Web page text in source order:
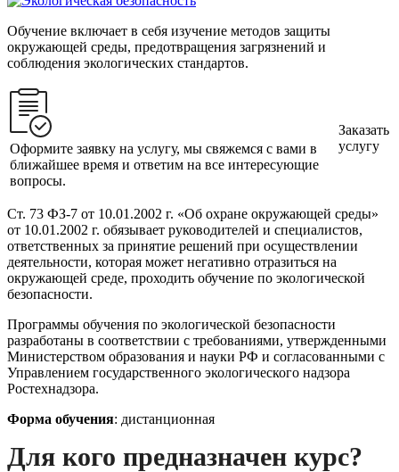
Обучение включает в себя изучение методов защиты
окружающей среды, предотвращения загрязнений и
соблюдения экологических стандартов.
Оформите заявку на услугу, мы свяжемся с вами в
ближайшее время и ответим на все интересующие
вопросы.
Заказать
услугу
Ст. 73 ФЗ-7 от 10.01.2002 г. «Об охране окружающей среды»
от 10.01.2002 г. обязывает руководителей и специалистов,
ответственных за принятие решений при осуществлении
деятельности, которая может негативно отразиться на
окружающей среде, проходить обучение по экологической
безопасности.
Программы обучения по экологической безопасности
разработаны в соответствии с требованиями, утвержденными
Министерством образования и науки РФ и согласованными с
Управлением государственного экологического надзора
Ростехнадзора.
Форма обучения: дистанционная
Для кого предназначен курс?